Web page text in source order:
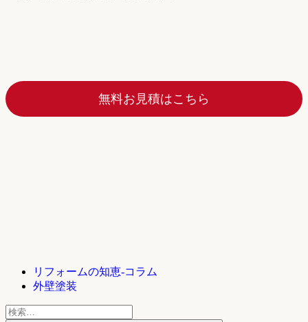
無料お見積はこちら
リフォームの知恵-コラム
外壁塗装
検